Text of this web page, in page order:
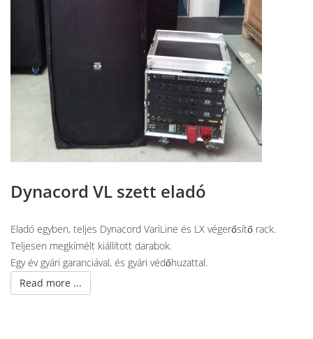
Dynacord VL szett eladó
Eladó egyben, teljes Dynacord VariLine és LX végerősítő rack.
Teljesen megkímélt kiállított darabok.
Egy év gyári garanciával, és gyári védőhuzattal.
Read more ...